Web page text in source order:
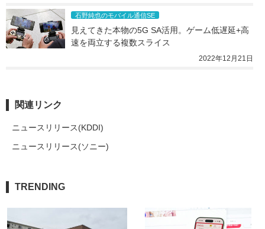
石野純也のモバイル通信SE
見えてきた本物の5G SA活用。ゲーム低遅延+高
速を両立する複数スライス
2022年12月21日
関連リンク
ニュースリリース(KDDI)
ニュースリリース(ソニー)
TRENDING